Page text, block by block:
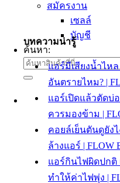
สมัครงาน
เซลล์
บัญชี
ค้นหา:
บทความน่ารู้
แอร์มีเสียงน้ำไหล
อันตรายไหม? |
แอร์เปิดแล้วตัดบ่
ควรมองข้าม |
คอยล์เย็นตันดูยัง
ล้างแอร์ | FLOW
แอร์กินไฟผิดปกติ
ทำให้ค่าไฟพุ่ง |